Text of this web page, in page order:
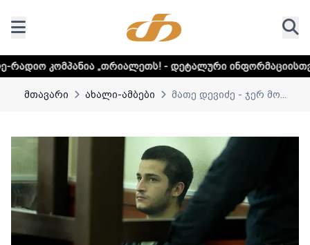
„თრიალეთს! - დეტალური ინფორმაციისთვის დააკლიკეთ
მთავარი ახალი-ამბები მათე დევიძე - ჯერ მო...